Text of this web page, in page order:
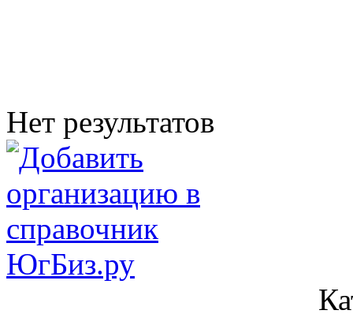
Нет результатов